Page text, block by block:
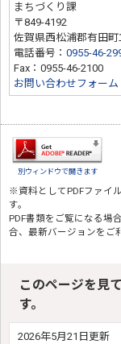
まちづくり課
〒849-4192
佐賀県西松浦郡有田
電話番号：0955-46-
Fax：0955-46-2100
お問い合わせフォーム
別ウィンドウで開きます
※資料としてPDFファイ
す。
PDF書類をご覧になる場合
合、最新バージョンをご
このページを見
す。
2026年5月21日更新